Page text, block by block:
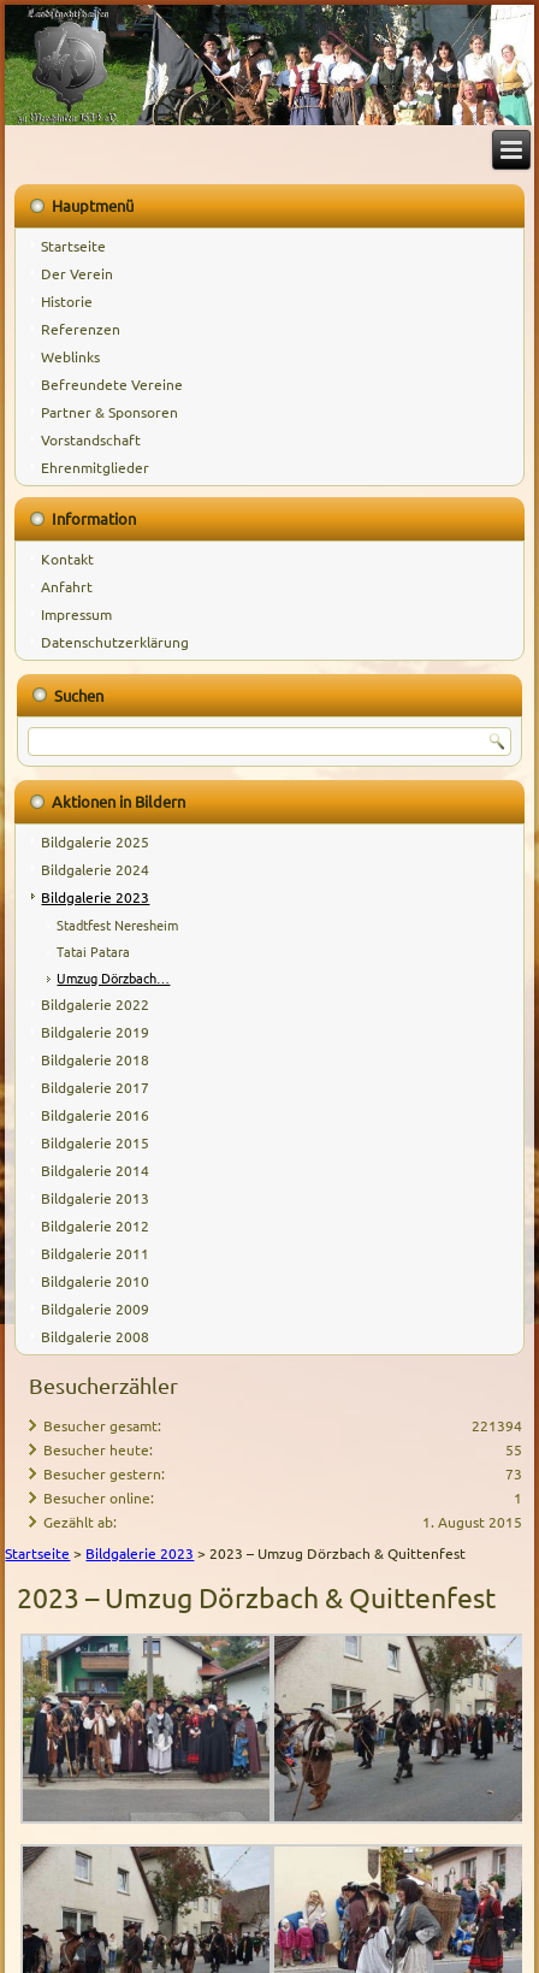
Hauptmenü
Startseite
Der Verein
Historie
Referenzen
Weblinks
Befreundete Vereine
Partner & Sponsoren
Vorstandschaft
Ehrenmitglieder
Information
Kontakt
Anfahrt
Impressum
Datenschutzerklärung
Suchen
Aktionen in Bildern
Bildgalerie 2025
Bildgalerie 2024
Bildgalerie 2023
Stadtfest Neresheim
Tatai Patara
Umzug Dörzbach…
Bildgalerie 2022
Bildgalerie 2019
Bildgalerie 2018
Bildgalerie 2017
Bildgalerie 2016
Bildgalerie 2015
Bildgalerie 2014
Bildgalerie 2013
Bildgalerie 2012
Bildgalerie 2011
Bildgalerie 2010
Bildgalerie 2009
Bildgalerie 2008
Besucherzähler
221394
Besucher gesamt:
55
Besucher heute:
73
Besucher gestern:
1
Besucher online:
1. August 2015
Gezählt ab:
Startseite > Bildgalerie 2023 > 2023 – Umzug Dörzbach & Quittenfest
2023 – Umzug Dörzbach & Quittenfest